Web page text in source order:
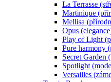
La Terrasse
Martinique
Mellisa
Opus
Play of Light
Pure harmony
Secret Garden
Spotlight
Versailles